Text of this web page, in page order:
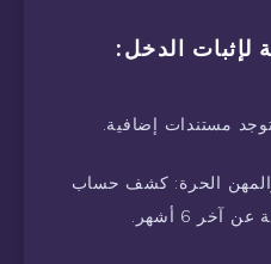
لإثبات الدخل:
مستندات إضافية.
الحرة: كشف حساب
6 أشهر.